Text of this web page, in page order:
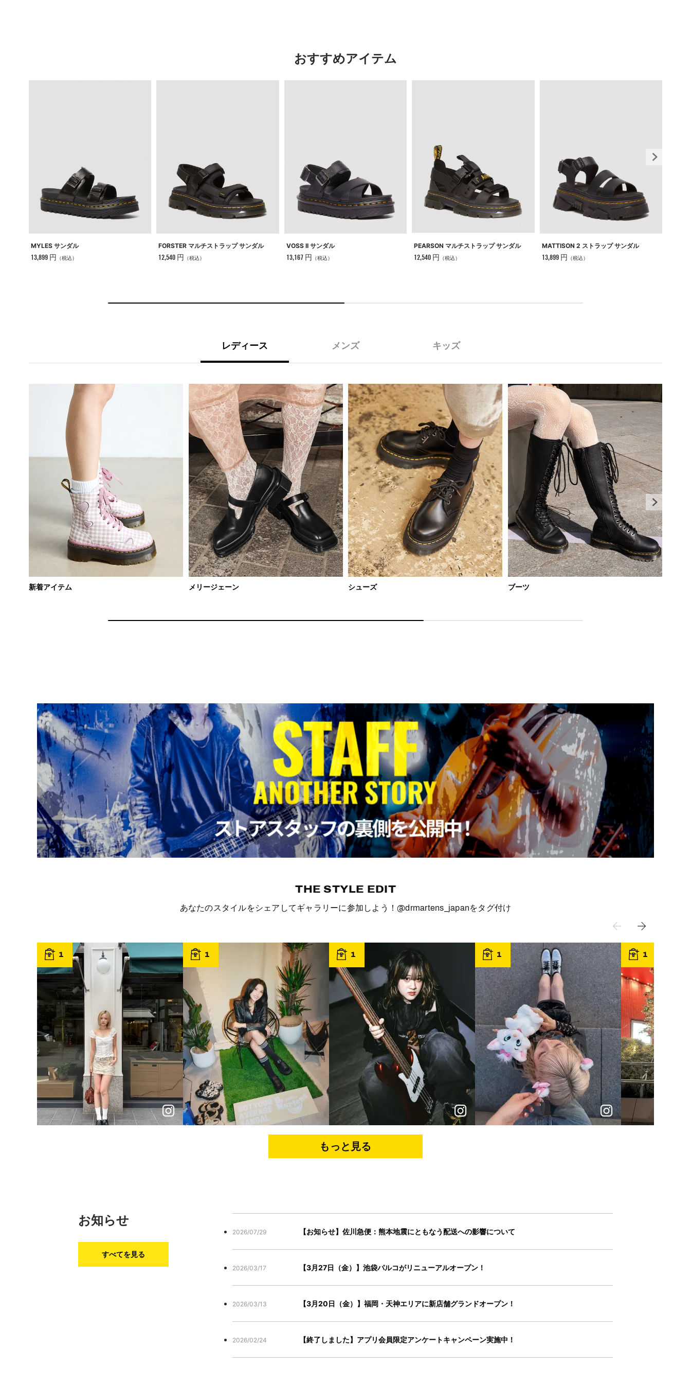
おすすめアイテム
MYLES サンダル
13,899 円 （税込）
FORSTER マルチストラップ サンダル
12,540 円 （税込）
VOSS II サンダル
13,167 円 （税込）
PEARSON マルチストラップ サンダル
12,540 円 （税込）
MATTISON 2 ストラップ サンダル
13,899 円 （税込）
レディース メンズ キッズ
新着アイテム メリージェーン シューズ ブーツ
THE STYLE EDIT
あなたのスタイルをシェアしてギャラリーに参加しよう！@drmartens_japanをタグ付け
1
p e
1
e
1
p e
1
p e
1
t
もっと見る
お知らせ
すべてを見る
2026/07/29 【お知らせ】佐川急便：熊本地震にともなう配送への影響について
2026/03/17 【3月27日（金）】池袋パルコがリニューアルオープン！
2026/03/13 【3月20日（金）】福岡・天神エリアに新店舗グランドオープン！
2026/02/24 【終了しました】アプリ会員限定アンケートキャンペーン実施中！